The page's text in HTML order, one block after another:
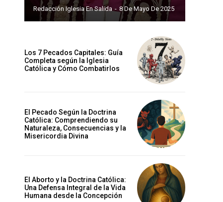
Redacción Iglesia En Salida - 8 De Mayo De 2025
Los 7 Pecados Capitales: Guía
Completa según la Iglesia
Católica y Cómo Combatirlos
El Pecado Según la Doctrina
Católica: Comprendiendo su
Naturaleza, Consecuencias y la
Misericordia Divina
El Aborto y la Doctrina Católica:
Una Defensa Integral de la Vida
Humana desde la Concepción